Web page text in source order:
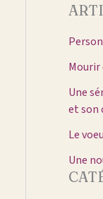
Mourir
Une
et son
Le
Une